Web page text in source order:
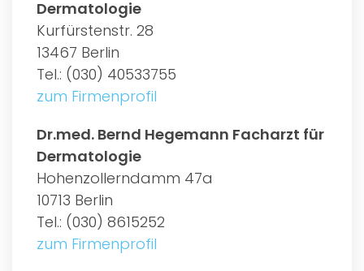
Dermatologie
Kurfürstenstr. 28
13467 Berlin
Tel.: (030) 40533755
zum Firmenprofil
Dr.med. Bernd Hegemann Facharzt für
Dermatologie
Hohenzollerndamm 47a
10713 Berlin
Tel.: (030) 8615252
zum Firmenprofil